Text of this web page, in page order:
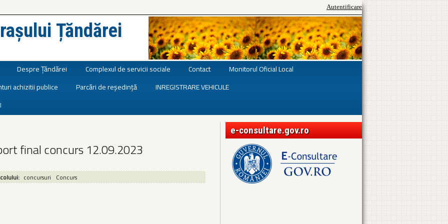
Autentificare
Țăndărei
Despre Țăndărei Complexul de servicii sociale Contact
Monitorul Oficial Local
achizitii publice Parcări de reședință
INREGISTRARE VEHICULE
final concurs 12.09.2023
concursuri Concurs
e-consultare.gov.ro